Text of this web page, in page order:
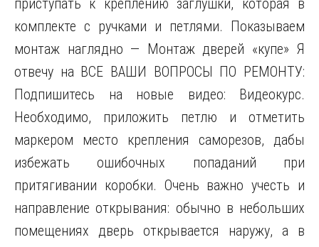
приступать к креплению заглушки, которая в
комплекте с ручками и петлями. Показываем
монтаж наглядно — Монтаж дверей «купе» Я
отвечу на ВСЕ ВАШИ ВОПРОСЫ ПО РЕМОНТУ:
Подпишитесь на новые видео: Видеокурс.
Необходимо, приложить петлю и отметить
маркером место крепления саморезов, дабы
избежать ошибочных попаданий при
притягивании коробки. Очень важно учесть и
направление открывания: обычно в небольших
помещениях дверь открывается наружу, а в